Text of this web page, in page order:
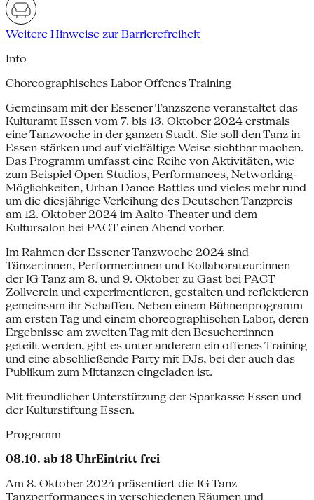
Weitere Hinweise zur Barrierefreiheit
Info
Choreographisches Labor Offenes Training
Gemeinsam mit der Essener Tanzszene veranstaltet das
Kulturamt Essen vom 7. bis 13. Oktober 2024 erstmals
eine Tanzwoche in der ganzen Stadt. Sie soll den Tanz in
Essen stärken und auf vielfältige Weise sichtbar machen.
Das Programm umfasst eine Reihe von Aktivitäten, wie
zum Beispiel Open Studios, Performances, Networking-
Möglichkeiten, Urban Dance Battles und vieles mehr rund
um die diesjährige Verleihung des Deutschen Tanzpreis
am 12. Oktober 2024 im Aalto-Theater und dem
Kultursalon bei PACT einen Abend vorher.
Im Rahmen der Essener Tanzwoche 2024 sind
Tänzer:innen, Performer:innen und Kollaborateur:innen
der IG Tanz am 8. und 9. Oktober zu Gast bei PACT
Zollverein und experimentieren, gestalten und reflektieren
gemeinsam ihr Schaffen. Neben einem Bühnenprogramm
am ersten Tag und einem choreographischen Labor, deren
Ergebnisse am zweiten Tag mit den Besucher:innen
geteilt werden, gibt es unter anderem ein offenes Training
und eine abschließende Party mit DJs, bei der auch das
Publikum zum Mittanzen eingeladen ist.
Mit freundlicher Unterstützung der Sparkasse Essen und
der Kulturstiftung Essen.
Programm
08.10. ab 18 UhrEintritt frei
Am 8. Oktober 2024 präsentiert die IG Tanz
Tanzperformances in verschiedenen Räumen und